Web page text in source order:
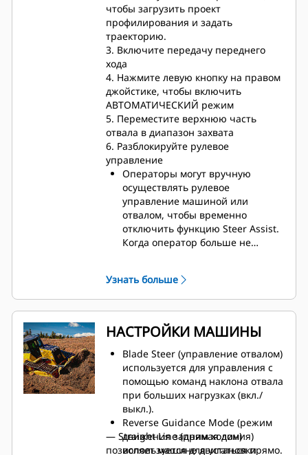
чтобы загрузить проект
профилирования и задать
траекторию.​
3. Включите передачу переднего
хода​
4. Нажмите левую кнопку на правом
джойстике, чтобы включить
АВТОМАТИЧЕСКИЙ режим​
5. Переместите верхнюю часть
отвала в диапазон захвата​
6. Разблокируйте рулевое
управление​
Операторы могут вручную
осуществлять рулевое
управление машиной или
отвалом, чтобы временно
отключить функцию Steer Assist.
Когда оператор больше не
Assist.
Узнать больше
НАСТРОЙКИ МАШИНЫ
Blade Steer (управление отвалом)
используется для управления с
помощью команд наклона отвала
при больших нагрузках (вкл./
выкл.).​
Reverse Guidance Mode (режим
движения задним ходом)
используется для установки
— Straight Line (прямая линия)
позволяет машине двигаться прямо.​